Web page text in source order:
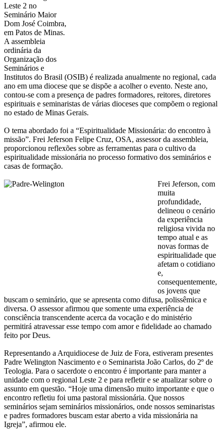
Leste 2 no
Seminário Maior
Dom José Coimbra,
em Patos de Minas.
A assembleia
ordinária da
Organização dos
Seminários e
Institutos do Brasil (OSIB) é realizada anualmente no regional, cada
ano em uma diocese que se dispõe a acolher o evento. Neste ano,
contou-se com a presença de padres formadores, reitores, diretores
espirituais e seminaristas de várias dioceses que compõem o regional
no estado de Minas Gerais.
O tema abordado foi a “Espiritualidade Missionária: do encontro à
missão”. Frei Jeferson Felipe Cruz, OSA, assessor da assembleia,
proporcionou reflexões sobre as ferramentas para o cultivo da
espiritualidade missionária no processo formativo dos seminários e
casas de formação.
Frei Jeferson, com
muita
profundidade,
delineou o cenário
da experiência
religiosa vivida no
tempo atual e as
novas formas de
espiritualidade que
afetam o cotidiano
e,
consequentemente,
os jovens que
buscam o seminário, que se apresenta como difusa, polissêmica e
diversa. O assessor afirmou que somente uma experiência de
consciência transcendente acerca da vocação e do ministério
permitirá atravessar esse tempo com amor e fidelidade ao chamado
feito por Deus.
Representando a Arquidiocese de Juiz de Fora, estiveram presentes
Padre Welington Nascimento e o Seminarista João Carlos, do 2º de
Teologia. Para o sacerdote o encontro é importante para manter a
unidade com o regional Leste 2 e para refletir e se atualizar sobre o
assunto em questão. “Hoje uma dimensão muito importante e que o
encontro refletiu foi uma pastoral missionária. Que nossos
seminários sejam seminários missionários, onde nossos seminaristas
e padres formadores buscam estar aberto a vida missionária na
Igreja”, afirmou ele.